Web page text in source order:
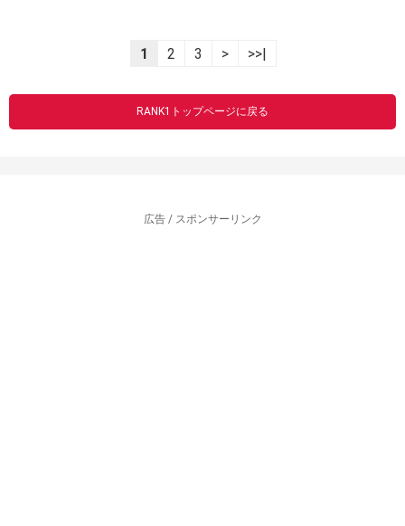
1 2 3 > >>|
RANK1トップページに戻る
広告 / スポンサーリンク